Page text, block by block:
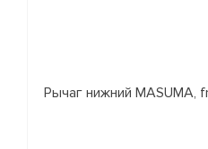
Рычаг нижний MASUMA,